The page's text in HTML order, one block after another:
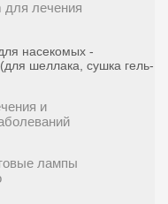
лечения
насекомых -
шеллака, сушка гель-
и
лампы